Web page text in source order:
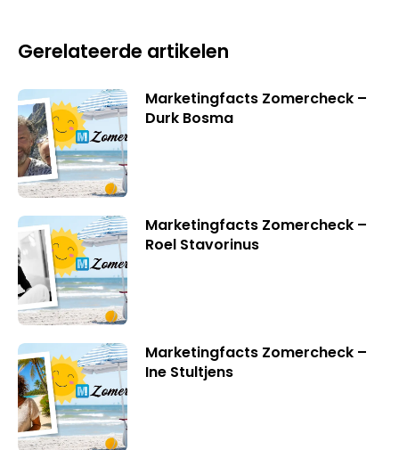
Gerelateerde artikelen
Marketingfacts Zomercheck –
Durk Bosma
Marketingfacts Zomercheck –
Roel Stavorinus
Marketingfacts Zomercheck –
Ine Stultjens